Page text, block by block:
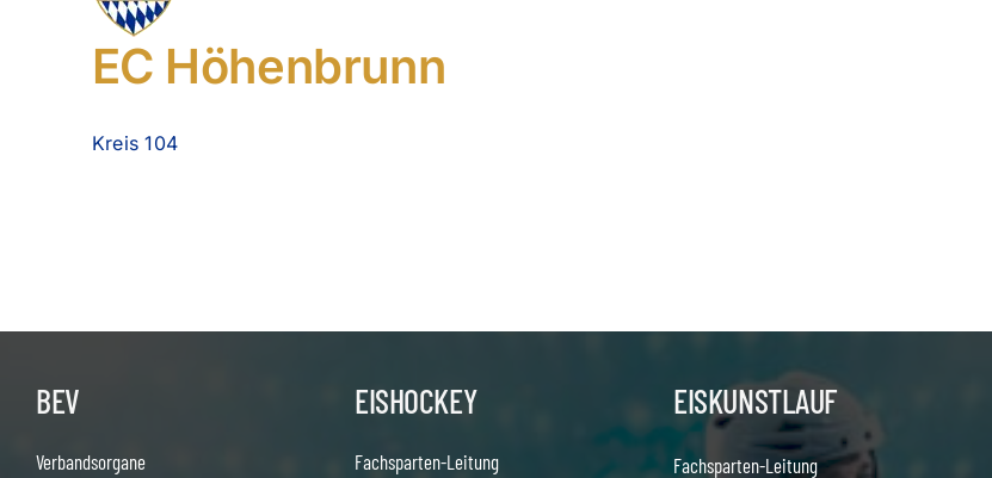
EC Höhenbrunn
Kreis 104
BEV
Verbandsorgane
EISHOCKEY
Fachsparten-Leitung
EISKUNSTLAUF
Fachsparten-Leitung